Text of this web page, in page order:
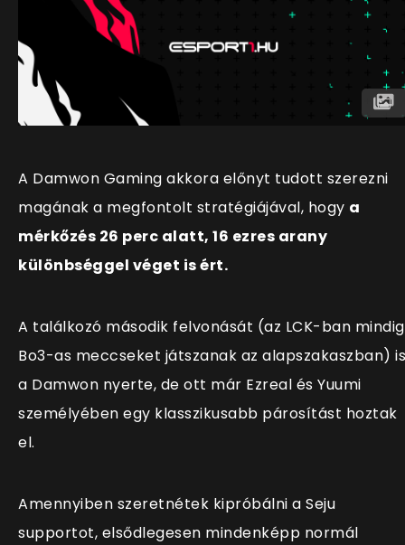
A Damwon Gaming akkora előnyt tudott szerezni
magának a megfontolt stratégiájával, hogy a
mérkőzés 26 perc alatt, 16 ezres arany
különbséggel véget is ért.
A találkozó második felvonását (az LCK-ban mindig
Bo3-as meccseket játszanak az alapszakaszban) is
a Damwon nyerte, de ott már Ezreal és Yuumi
személyében egy klasszikusabb párosítást hoztak
el.
Amennyiben szeretnétek kipróbálni a Seju
supportot, elsődlegesen mindenképp normál